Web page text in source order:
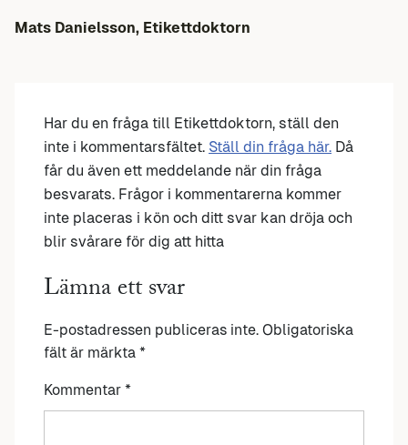
Mats Danielsson, Etikettdoktorn
Har du en fråga till Etikettdoktorn, ställ den
inte i kommentarsfältet. Ställ din fråga här. Då
får du även ett meddelande när din fråga
besvarats. Frågor i kommentarerna kommer
inte placeras i kön och ditt svar kan dröja och
blir svårare för dig att hitta
Lämna ett svar
E-postadressen publiceras inte. Obligatoriska
fält är märkta *
Kommentar *